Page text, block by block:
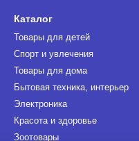
Каталог
Товары для детей
Спорт и увлечения
Товары для дома
Бытовая техника, интерьер
Электроника
Красота и здоровье
Зоотовары